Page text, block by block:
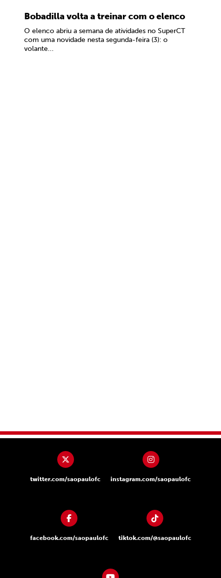
Bobadilla volta a treinar com o elenco
O elenco abriu a semana de atividades no SuperCT
com uma novidade nesta segunda-feira (3): o
volante...
twitter.com/saopaulofc instagram.com/saopaulofc
facebook.com/saopaulofc tiktok.com/@saopaulofc